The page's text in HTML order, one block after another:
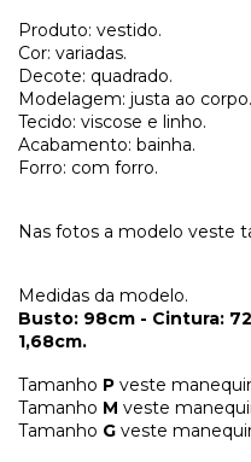
Produto: vestido.
Cor: variadas.
Decote: quadrado.
Modelagem: justa ao corpo.
Tecido: viscose e linho.
Acabamento: bainha.
Forro: com forro.
Nas fotos a modelo veste
Medidas da modelo.
Busto: 98cm - Cintura:
1,68cm.
Tamanho P veste
Tamanho M veste
Tamanho G veste